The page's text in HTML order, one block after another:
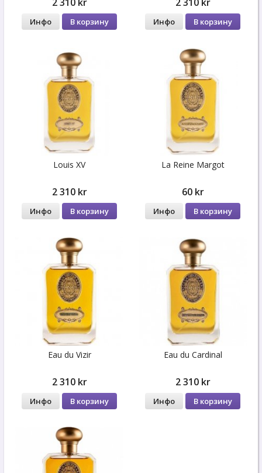
Инфо В корзину Инфо В корзину
Louis XV
2 310 kr
Инфо В корзину
La Reine Margot
60 kr
Инфо В корзину
Eau du Vizir
2 310 kr
Инфо В корзину
Eau du Cardinal
2 310 kr
Инфо В корзину